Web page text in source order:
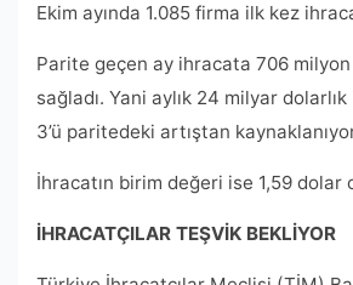
Ekim ayında 1.085 firma ilk kez
Parite geçen ay ihracata 706 milyon
sağladı. Yani aylık 24 milyar
3’ü paritedeki artıştan
İhracatın birim değeri ise 1,59 dolar
İHRACATÇILAR TEŞVİK BEKLİYOR